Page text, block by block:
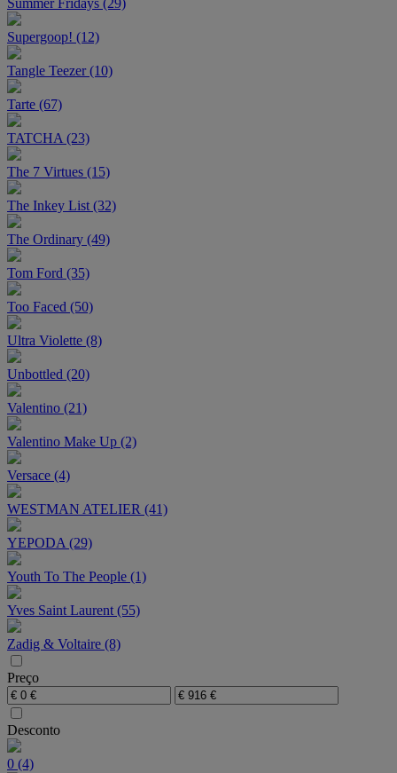
Summer Fridays (29)
Supergoop! (12)
Tangle Teezer (10)
Tarte (67)
TATCHA (23)
The 7 Virtues (15)
The Inkey List (32)
The Ordinary (49)
Tom Ford (35)
Too Faced (50)
Ultra Violette (8)
Unbottled (20)
Valentino (21)
Valentino Make Up (2)
Versace (4)
WESTMAN ATELIER (41)
YEPODA (29)
Youth To The People (1)
Yves Saint Laurent (55)
Zadig & Voltaire (8)
Preço
Desconto
0 (4)